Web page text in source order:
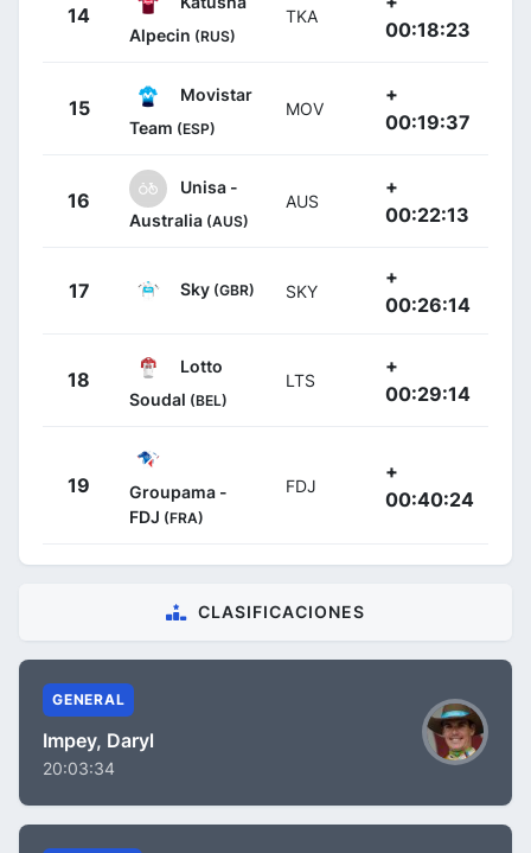
14
Alpecin (RUS)
TKA
00:18:23
15
Movistar
Team (ESP)
MOV
+
00:19:37
16
Unisa -
Australia (AUS)
AUS
+
00:22:13
17 Sky (GBR) SKY
+
00:26:14
18
Lotto
Soudal (BEL)
LTS
+
00:29:14
19
Groupama -
FDJ (FRA)
FDJ
+
00:40:24
CLASIFICACIONES
GENERAL
Impey, Daryl
20:03:34